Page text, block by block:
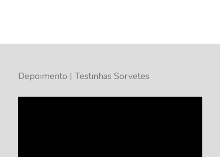
Depoimento | Testinhas Sorvetes